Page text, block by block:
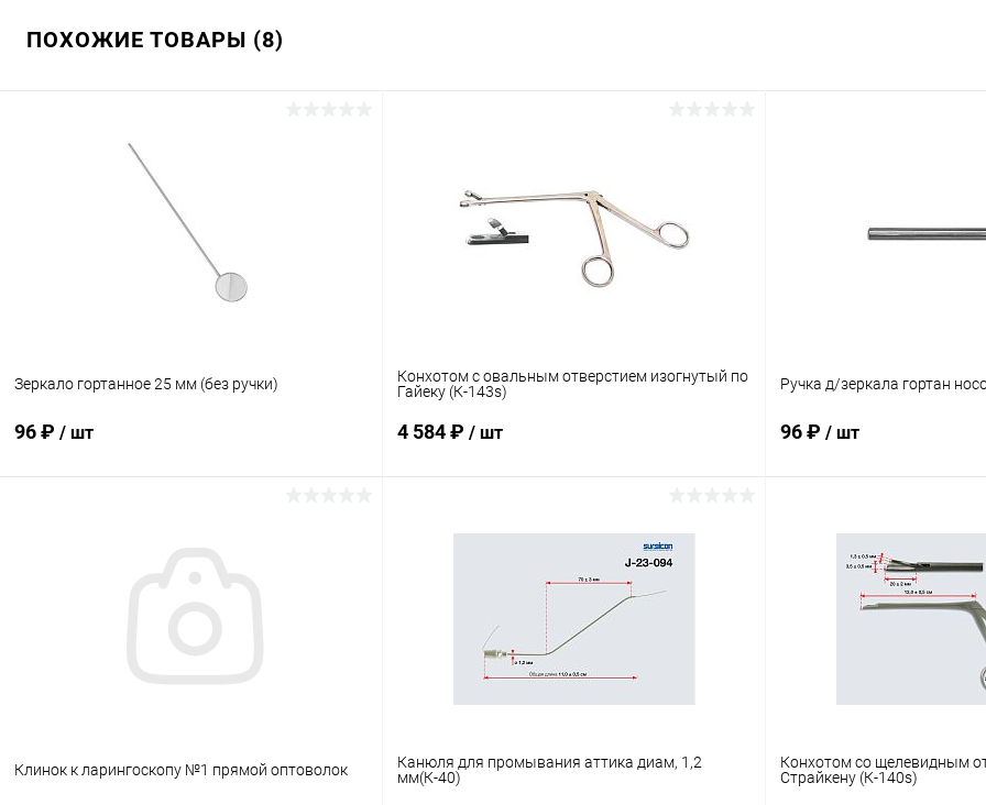
ПОХОЖИЕ ТОВАРЫ (8)
Зеркало гортанное 25 мм (без ручки)
96 ₽ / шт
Конхотом с овальным отверстием изогнутый по
Гайеку (К-143s)
4 584 ₽ / шт
Сравнение
Ручка д/зеркала гортан
96 ₽ / шт
Купить в 1 клик
Клинок к ларингоскопу №1 прямой оптоволок
Канюля для промывания аттика диам, 1,2
мм(К-40)
Конхотом со щелевидным
Cтрайкену (К-140s)